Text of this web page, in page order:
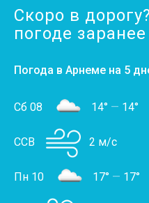
Скоро в
погоде заранее
Погода в Арнеме на 5
Сб 08 14° — 14°
ССВ 2 м/с
Пн 10 17° — 17°